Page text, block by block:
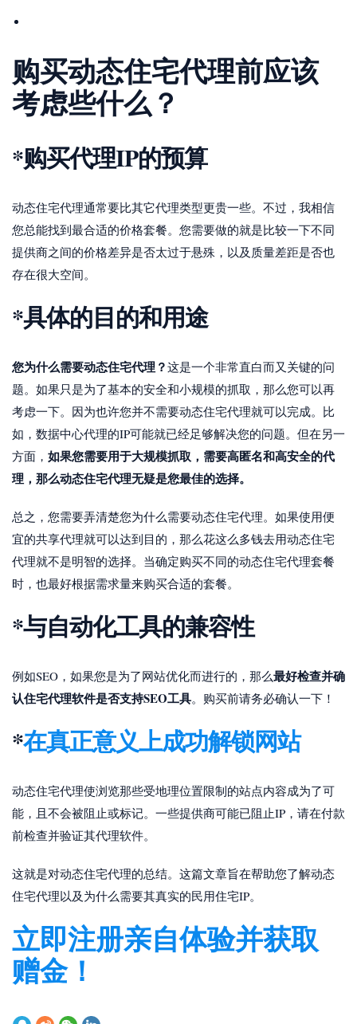
购买动态住宅代理前应该
考虑些什么？
*购买代理IP的预算
动态住宅代理通常要比其它代理类型更贵一些。不过，我相信
您总能找到最合适的价格套餐。您需要做的就是比较一下不同
提供商之间的价格差异是否太过于悬殊，以及质量差距是否也
存在很大空间。
*具体的目的和用途
您为什么需要动态住宅代理？这是一个非常直白而又关键的问
题。如果只是为了基本的安全和小规模的抓取，那么您可以再
考虑一下。因为也许您并不需要动态住宅代理就可以完成。比
如，数据中心代理的IP可能就已经足够解决您的问题。但在另一
方面， 如果您需要用于大规模抓取，需要高匿名和高安全的代
理，那么动态住宅代理无疑是您最佳的选择。
总之，您需要弄清楚您为什么需要动态住宅代理。如果使用便
宜的共享代理就可以达到目的，那么花这么多钱去用动态住宅
代理就不是明智的选择。当确定购买不同的动态住宅代理套餐
时，也最好根据需求量来购买合适的套餐。
*与自动化工具的兼容性
例如SEO，如果您是为了网站优化而进行的，那么最好检查并确
认住宅代理软件是否支持SEO工具。购买前请务必确认一下！
*在真正意义上成功解锁网站
动态住宅代理使浏览那些受地理位置限制的站点内容成为了可
能，且不会被阻止或标记。一些提供商可能已阻止IP，请在付款
前检查并验证其代理软件。
这就是对动态住宅代理的总结。这篇文章旨在帮助您了解动态
住宅代理以及为什么需要其真实的民用住宅IP。
立即注册亲自体验并获取
赠金！